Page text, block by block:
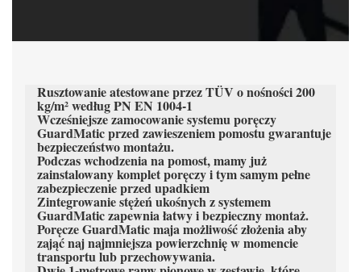
Rusztowanie atestowane przez TÜV o nośności 200
kg/m² według PN EN 1004-1
Wcześniejsze zamocowanie systemu poręczy
GuardMatic przed zawieszeniem pomostu gwarantuje
bezpieczeństwo montażu.
Podczas wchodzenia na pomost, mamy już
zainstalowany komplet poręczy i tym samym pełne
zabezpieczenie przed upadkiem
Zintegrowanie stężeń ukośnych z systemem
GuardMatic zapewnia łatwy i bezpieczny montaż.
Poręcze GuardMatic maja możliwość złożenia aby
zająć naj najmniejsza powierzchnię w momencie
transportu lub przechowywania.